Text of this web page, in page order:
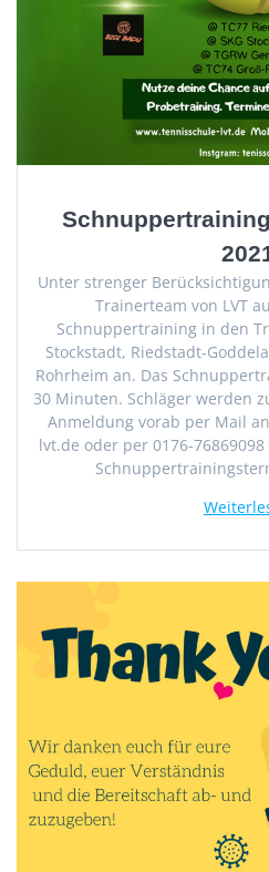
Unter strenger
Trainerteam von LVT
Schnuppertraining in den
Stockstadt, Riedstadt-
Rohrheim an. Das
30 Minuten. Schläger werden
Anmeldung vorab per Mail
lvt.de oder per 0176-